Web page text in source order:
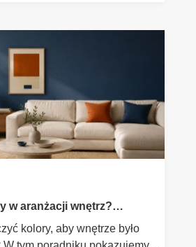
w aranżacji wnętrz?
kolory, aby wnętrze było